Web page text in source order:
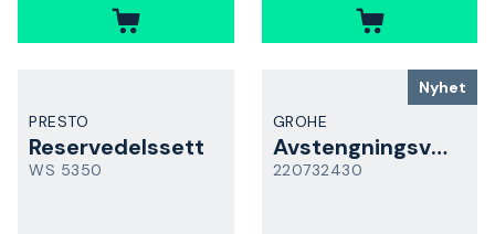
PRESTO
Reservedelssett
WS 5350
Nyhet
GROHE
Avstengningsventil
220732430